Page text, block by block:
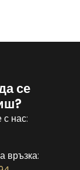
се
нас:
връзка: